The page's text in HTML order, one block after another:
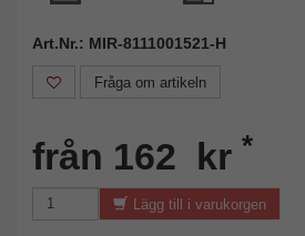
Art.Nr.: MIR-8111001521-H
Fråga om artikeln
från 162 kr *
Lägg till i varukorgen